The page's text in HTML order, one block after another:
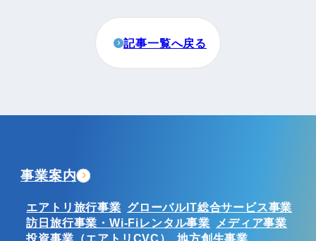
記事一覧へ戻る
事業案内
エアトリ旅行事業 グローバルIT総合サービス事業
訪日旅行事業・Wi-Fiレンタル事業
メディア事業
投資事業（エアトリCVC）
地方創生事業